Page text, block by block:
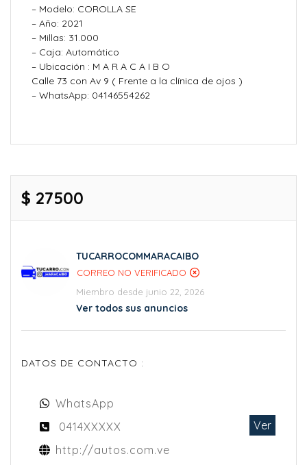
– Modelo: COROLLA SE
– Año: 2021
– Millas: 31.000
– Caja: Automático
– Ubicación : M A R A C A I B O
Calle 73 con Av 9 ( Frente a la clínica de ojos )
– WhatsApp: 04146554262
$ 27500
TUCARROCOMMARACAIBO
CORREO NO VERIFICADO
Miembro desde junio 22, 2026
Ver todos sus anuncios
DATOS DE CONTACTO :
WhatsApp
0414XXXXX
Ver
http://autos.com.ve